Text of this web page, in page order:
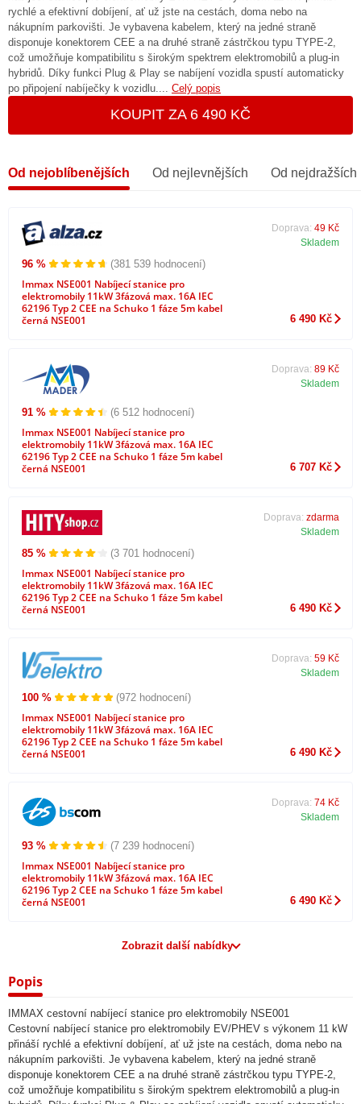
rychlé a efektivní dobíjení, ať už jste na cestách, doma nebo na
nákupním parkovišti. Je vybavena kabelem, který na jedné straně
disponuje konektorem CEE a na druhé straně zástrčkou typu TYPE-2,
což umožňuje kompatibilitu s širokým spektrem elektromobilů a plug-in
hybridů. Díky funkci Plug & Play se nabíjení vozidla spustí automaticky
po připojení nabíječky k vozidlu.... Celý popis
KOUPIT ZA 6 490 KČ
Od nejoblíbenějších Od nejlevnějších Od nejdražších
96 % (381 539 hodnocení)
Immax NSE001 Nabíjecí stanice pro
elektromobily 11kW 3fázová max. 16A IEC
62196 Typ 2 CEE na Schuko 1 fáze 5m kabel
černá NSE001
Doprava: 49 Kč
Skladem
6 490 Kč
91 % (6 512 hodnocení)
Immax NSE001 Nabíjecí stanice pro
elektromobily 11kW 3fázová max. 16A IEC
62196 Typ 2 CEE na Schuko 1 fáze 5m kabel
černá NSE001
Doprava: 89 Kč
Skladem
6 707 Kč
85 % (3 701 hodnocení)
Immax NSE001 Nabíjecí stanice pro
elektromobily 11kW 3fázová max. 16A IEC
62196 Typ 2 CEE na Schuko 1 fáze 5m kabel
černá NSE001
Doprava: zdarma
Skladem
6 490 Kč
100 % (972 hodnocení)
Immax NSE001 Nabíjecí stanice pro
elektromobily 11kW 3fázová max. 16A IEC
62196 Typ 2 CEE na Schuko 1 fáze 5m kabel
černá NSE001
Doprava: 59 Kč
Skladem
6 490 Kč
93 % (7 239 hodnocení)
Immax NSE001 Nabíjecí stanice pro
elektromobily 11kW 3fázová max. 16A IEC
62196 Typ 2 CEE na Schuko 1 fáze 5m kabel
černá NSE001
Doprava: 74 Kč
Skladem
6 490 Kč
Zobrazit další nabídky
Popis
IMMAX cestovní nabíjecí stanice pro elektromobily NSE001
Cestovní nabíjecí stanice pro elektromobily EV/PHEV s výkonem 11 kW
přináší rychlé a efektivní dobíjení, ať už jste na cestách, doma nebo na
nákupním parkovišti. Je vybavena kabelem, který na jedné straně
disponuje konektorem CEE a na druhé straně zástrčkou typu TYPE-2,
což umožňuje kompatibilitu s širokým spektrem elektromobilů a plug-in